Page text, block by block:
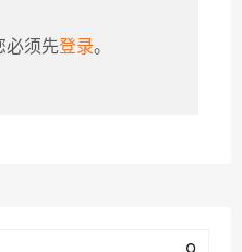
必须先登录。